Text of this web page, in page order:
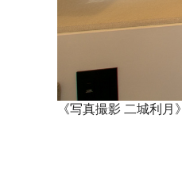
《写真撮影 二城利月》